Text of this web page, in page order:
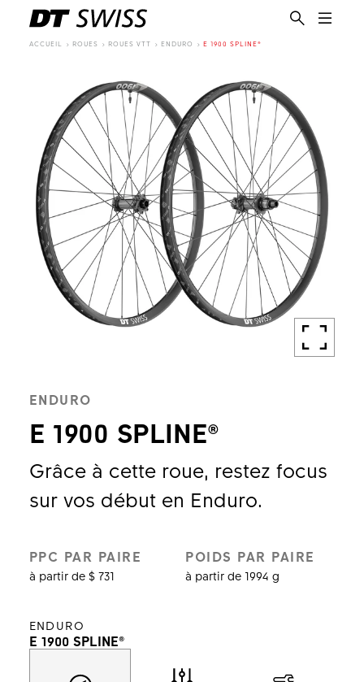
ACCUEIL ROUES ROUES VTT ENDURO E 1900 SPLINE®
ENDURO
E 1900 SPLINE®
Grâce à cette roue, restez focus
sur vos début en Enduro.
PPC PAR PAIRE
à partir de $ 731
POIDS PAR PAIRE
à partir de 1994 g
ENDURO
E 1900 SPLINE®